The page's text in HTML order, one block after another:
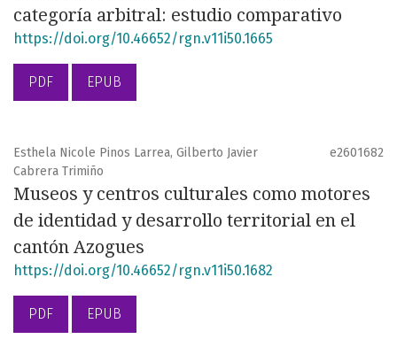
categoría arbitral: estudio comparativo
https://doi.org/10.46652/rgn.v11i50.1665
PDF EPUB
Esthela Nicole Pinos Larrea, Gilberto Javier
Cabrera Trimiño
e2601682
Museos y centros culturales como motores
de identidad y desarrollo territorial en el
cantón Azogues
https://doi.org/10.46652/rgn.v11i50.1682
PDF EPUB